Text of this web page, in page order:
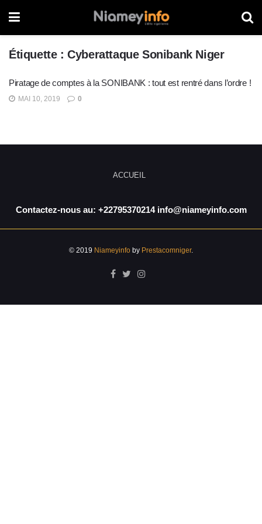
Étiquette :Cyberattaque Sonibank Niger
Piratage de comptes à la SONIBANK : tout est rentré dans l’ordre !
MAI 10, 2019 0
ACCUEIL
Contactez-nous au: +22795370214 info@niameyinfo.com
© 2019 Niameyinfo by Prestacomniger.